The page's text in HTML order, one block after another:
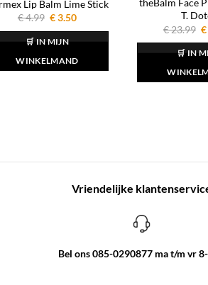
Lip Balm Lime Stick
€4.99 Oorspronkelijke
was:
€ 4.99.
€3.50Huidige
🛒 IN MIJN
WINKELMAND
theBalm Face
T.
€23.99
€
€
🛒 IN
Vriendelijke
Bel ons 085-0290877 ma t/m vr